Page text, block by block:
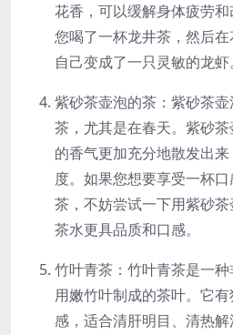
花香，可以缓解身体疲劳
您喝了一杯龙井茶，然后
自己变成了一只灵敏的龙虾。
紫砂茶壶泡的茶：紫砂茶
茶，尤其是在春天。紫砂
的香气更加充分地散发出
度。如果您想要享受一杯
茶，不妨尝试一下用紫砂
茶水更具品质和口感。
竹叶青茶：竹叶青茶是一
用嫩竹叶制成的茶叶。它
感，适合清肝明目、清热